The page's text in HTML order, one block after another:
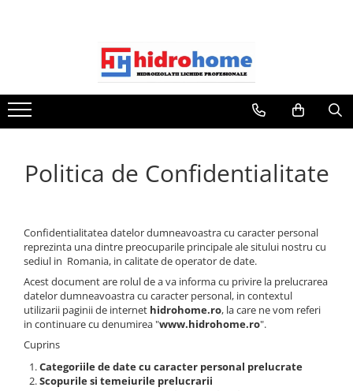
Politica de Confidentialitate
Confidentialitatea datelor dumneavoastra cu caracter personal
reprezinta una dintre preocuparile principale ale sitului nostru cu
sediul in Romania, in calitate de operator de date.
Acest document are rolul de a va informa cu privire la prelucrarea
datelor dumneavoastra cu caracter personal, in contextul
utilizarii paginii de internet hidrohome.ro, la care ne vom referi
in continuare cu denumirea "www.hidrohome.ro".
Cuprins
Categoriile de date cu caracter personal prelucrate
Scopurile si temeiurile prelucrarii